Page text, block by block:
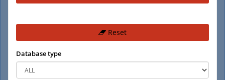
Reset
Database type